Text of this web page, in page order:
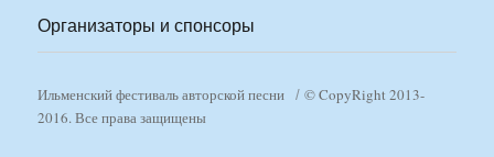
Организаторы и спонсоры
Ильменский фестиваль авторской песни
© CopyRight 2013-
2016. Все права защищены